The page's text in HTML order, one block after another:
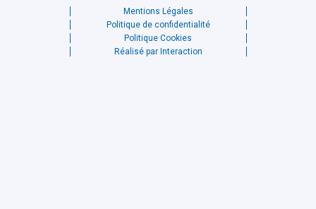
Mentions Légales
Politique de confidentialité
Politique Cookies
Réalisé par Interaction